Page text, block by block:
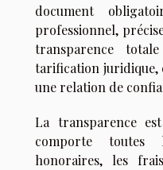
document
professionnel,
transparence
tarification juridique,
une relation de
La transparence
comporte
honoraires, les